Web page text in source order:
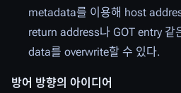
metadata를 이용해 host
return address나 GOT entry
data를 overwrite할 수 있다.
방어 방향의 아이디어